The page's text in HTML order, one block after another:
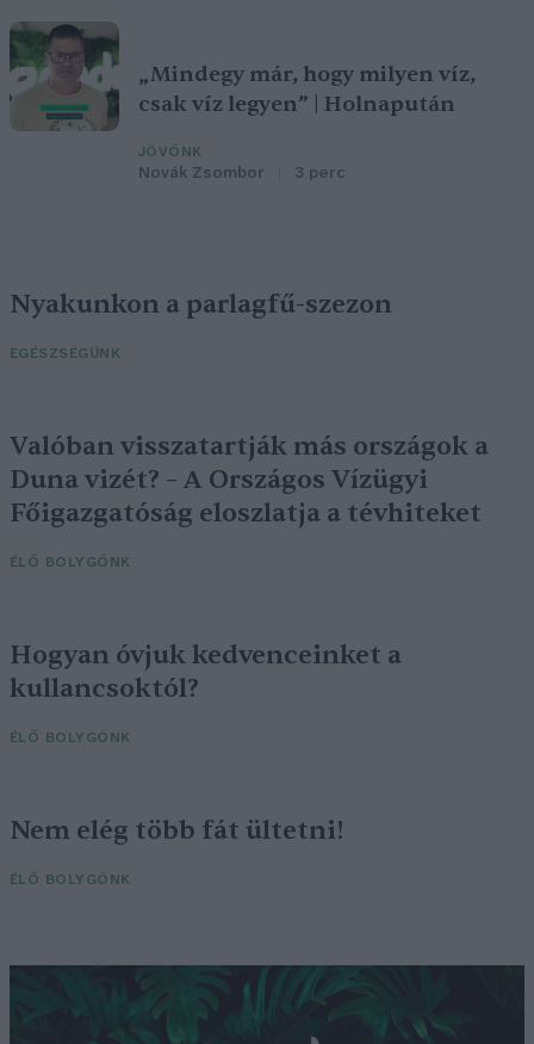
„Mindegy már, hogy milyen víz,
csak víz legyen” | Holnapután
JÖVŐNK
Novák Zsombor 3 perc
Nyakunkon a parlagfű-szezon
EGÉSZSÉGÜNK
Valóban visszatartják más országok a
Duna vizét? – A Országos Vízügyi
Főigazgatóság eloszlatja a tévhiteket
ÉLŐ BOLYGÓNK
Hogyan óvjuk kedvenceinket a
kullancsoktól?
ÉLŐ BOLYGÓNK
Nem elég több fát ültetni!
ÉLŐ BOLYGÓNK